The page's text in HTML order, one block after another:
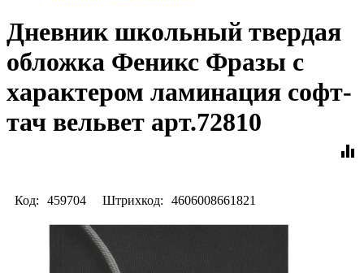
Дневник школьный твердая
обложка Феникс Фразы с
характером ламинация софт-
тач вельвет арт.72810
equalizer
Код: 459704 Штрихкод: 4606008661821